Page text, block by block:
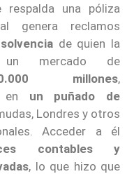
una póliza
genera reclamos
de quien la
mercado de
millones,
en un puñado de
Londres y otros
Acceder a él
contables y
, lo que hizo que